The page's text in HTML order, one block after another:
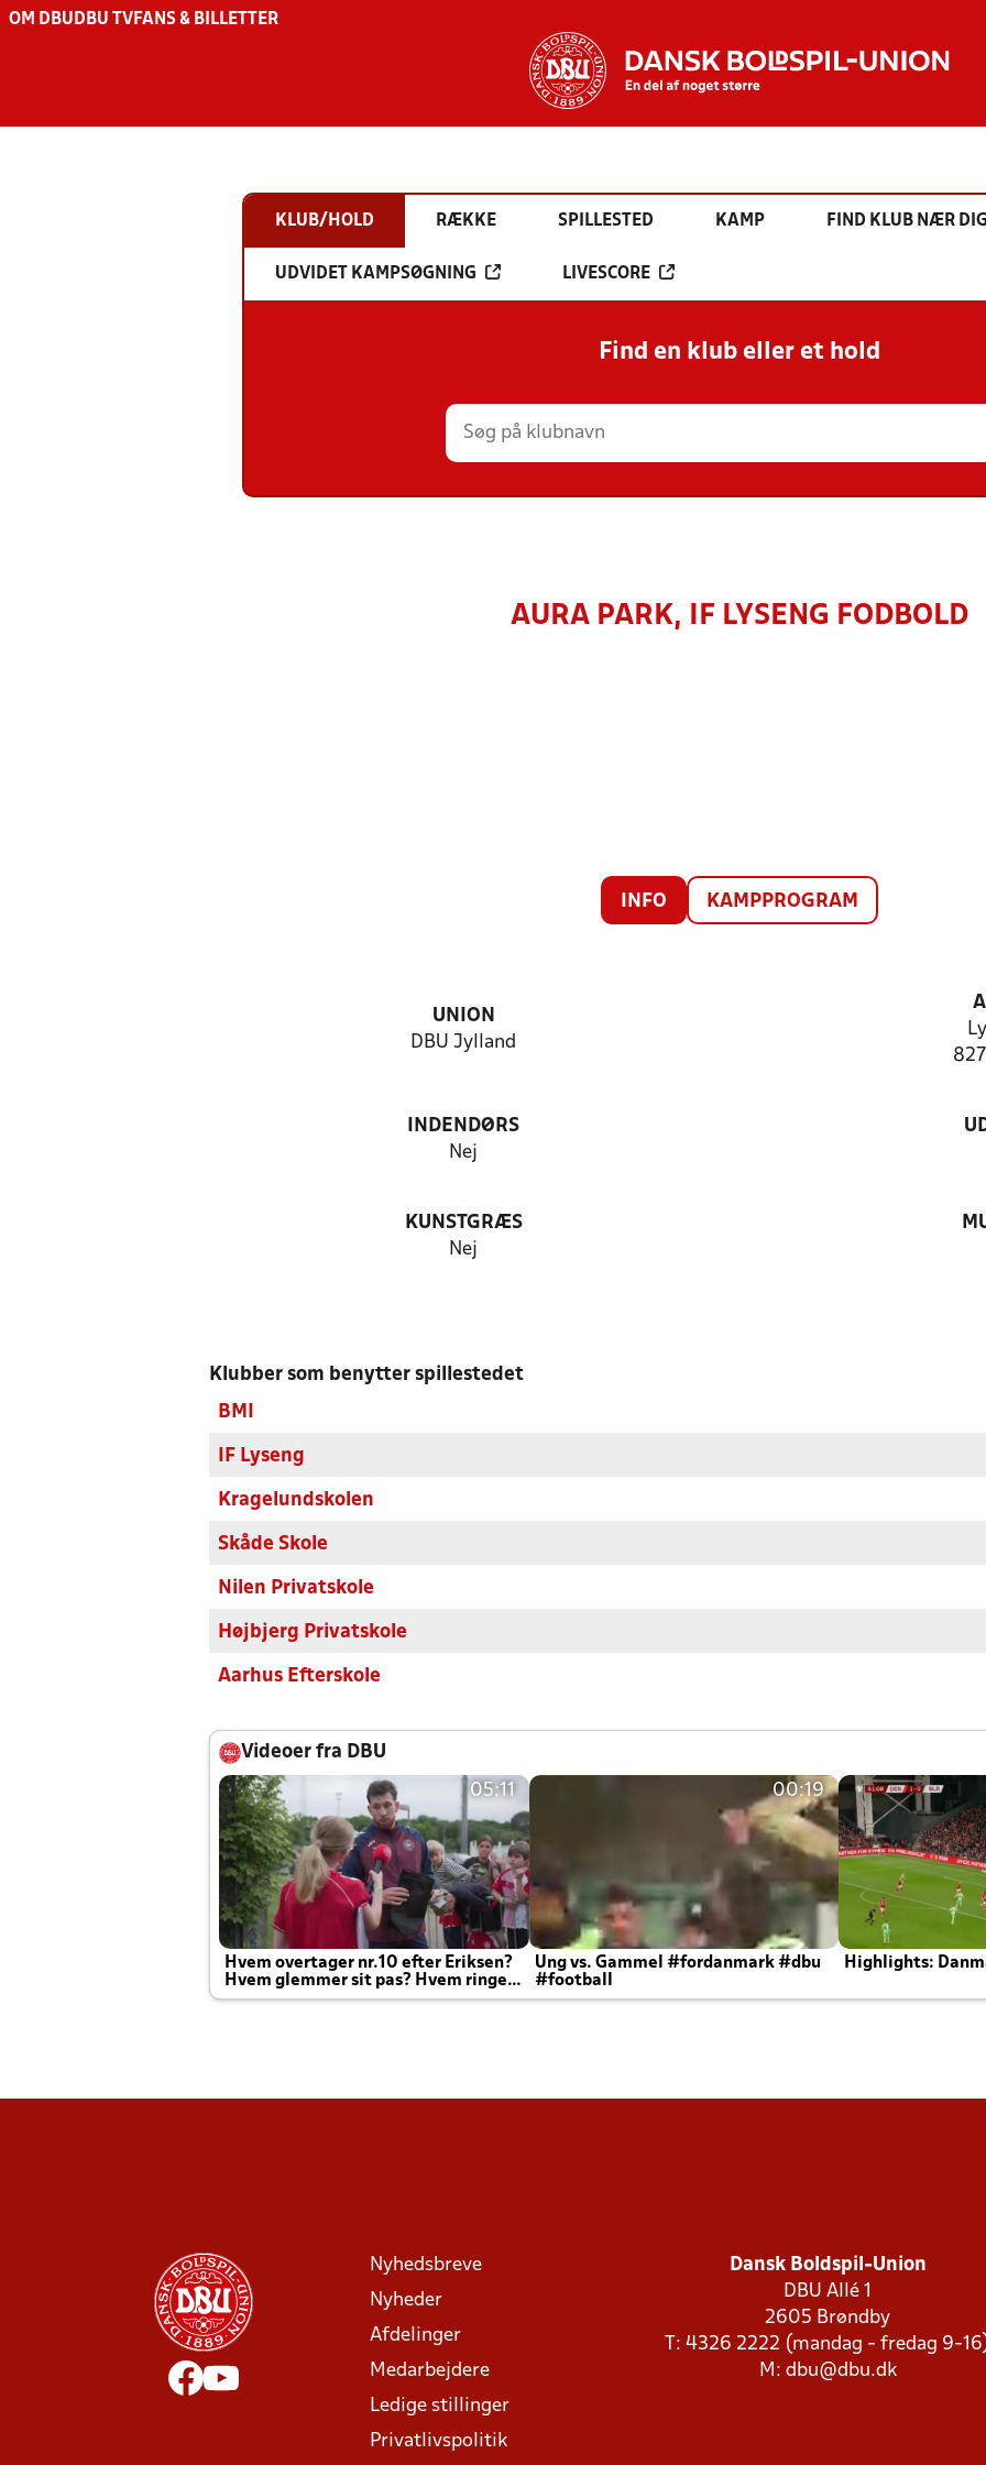
OM DBU DBU TV FANS & BILLETTER
KLUB/HOLD RÆKKE SPILLESTED KAMP FIND KLUB NÆR DIG
UDVIDET KAMPSØGNING LIVESCORE
Find en klub eller et hold
AURA PARK, IF LYSENG FODBOLD
INFO KAMPPROGRAM
UNION
DBU Jylland
INDENDØRS
Nej
KUNSTGRÆS
Nej
Klubber som benytter spillestedet
BMI
IF Lyseng
Kragelundskolen
Skåde Skole
Nilen Privatskole
Højbjerg Privatskole
Aarhus Efterskole
Videoer fra DBU
05:11
Hvem overtager nr.10 efter Eriksen?
Hvem glemmer sit pas? Hvem ringer
Joachim altid til efter kampe?
00:19
Ung vs. Gammel #fordanmark #dbu
#football
Highlights:
Nyhedsbreve
Nyheder
Afdelinger
Medarbejdere
Ledige stillinger
Privatlivspolitik
Dansk Boldspil-Union
DBU Allé 1
2605 Brøndby
T: 4326 2222 (mandag - fredag 9-
M: dbu@dbu.dk